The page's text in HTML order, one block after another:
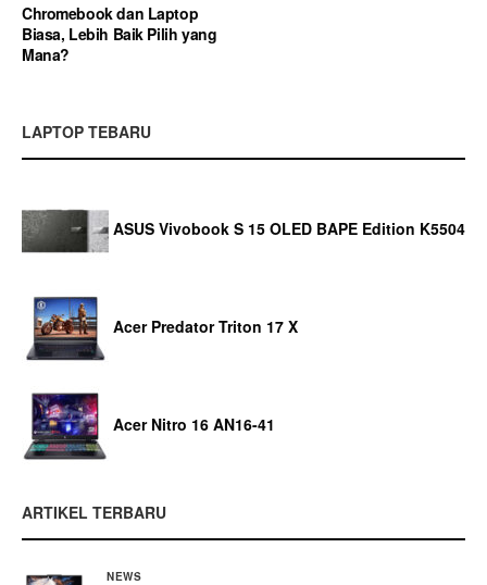
Chromebook dan Laptop
Biasa, Lebih Baik Pilih yang
Mana?
LAPTOP TEBARU
ASUS Vivobook S 15 OLED BAPE Edition K5504
Acer Predator Triton 17 X
Acer Nitro 16 AN16-41
ARTIKEL TERBARU
NEWS